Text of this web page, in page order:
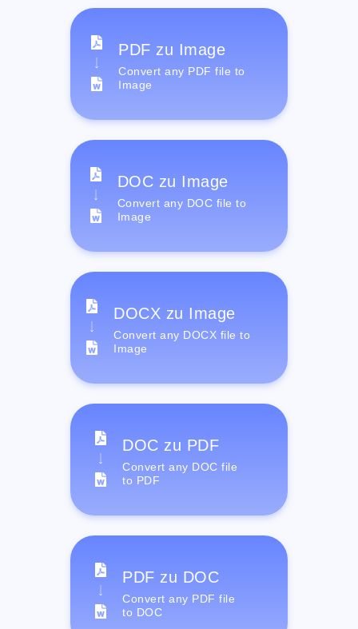
PDF zu Image
Convert any PDF file to
Image
DOC zu Image
Convert any DOC file to
Image
DOCX zu Image
Convert any DOCX file to
Image
DOC zu PDF
Convert any DOC file
to PDF
PDF zu DOC
Convert any PDF file
to DOC